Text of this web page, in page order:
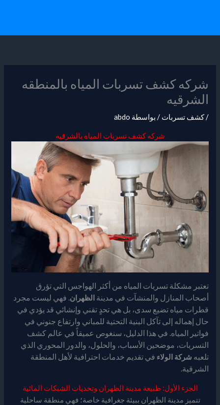
شركه كشف تسربات المياه بالمنطقه
الشرقيه
/كشف تسربات / بواسطة abdo
شركه كشف تسربات المياه بالشرقيه
تعتبر مشكلة تسربات المياه من أكثر الهواجس التي تؤرق
أصحاب المنازل والمنشآت في مدينة الظهران. فهي ليست مجرد
قطرات مياه تضيع سدى، بل هي تحدٍ تقني وإنشائي قد يؤدي في
حال إهماله إلى تآكل البنية التحتية للمباني وارتفاع جنوني في
فواتير المياه. في هذا الدليل، سنغوص عميقاً في عالم كشف
التسربات، موضحين الأسباب، والحلول، والدور المحوري الذي
تلعبه شركة الولاء في تقديم خدمات احترافية لأهل المنطقة
الشرقية.
الجزء الأول: طبيعة مدينة الظهران وتحديات الشبكات المائية
تتميز مدينة الظهران ببيئة جغرافية خاصة؛ فهي منطقة ساحلية